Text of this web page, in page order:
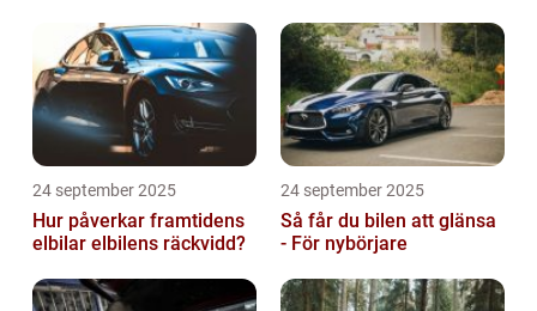
24 september 2025
Hur påverkar framtidens
elbilar elbilens räckvidd?
24 september 2025
Så får du bilen att glänsa
- För nybörjare